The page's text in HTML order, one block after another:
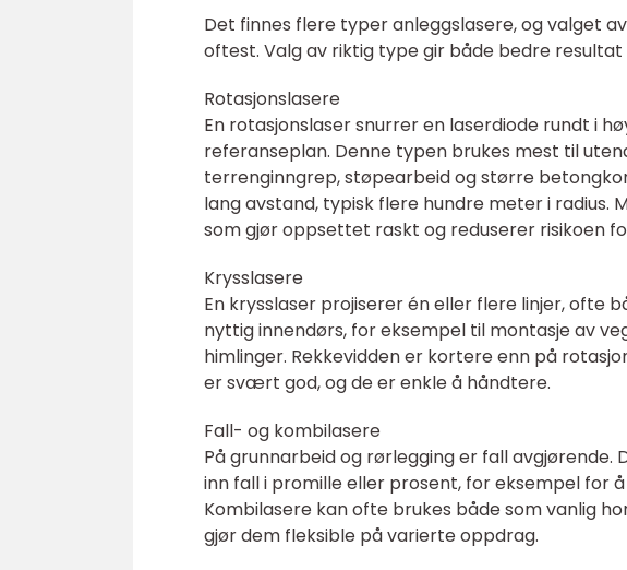
Det finnes flere typer anleggslasere, og valget
oftest. Valg av riktig type gir både bedre
Rotasjonslasere
En rotasjonslaser snurrer en laserdiode rundt i
referanseplan. Denne typen brukes mest til
terrenginngrep, støpearbeid og større
lang avstand, typisk flere hundre meter i radius.
som gjør oppsettet raskt og reduserer risikoen
Krysslasere
En krysslaser projiserer én eller flere linjer, ofte
nyttig innendørs, for eksempel til montasje av
himlinger. Rekkevidden er kortere enn på
er svært god, og de er enkle å håndtere.
Fall- og kombilasere
På grunnarbeid og rørlegging er fall
inn fall i promille eller prosent, for eksempel for
Kombilasere kan ofte brukes både som vanlig
gjør dem fleksible på varierte oppdrag.